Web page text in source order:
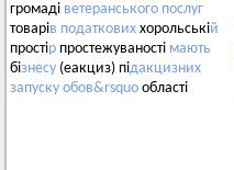
громаді ветеранського послуг
товарів податкових хорольській
простір простежуваності мають
бізнесу (еакциз) підакцизних
запуску обов&rsquo області